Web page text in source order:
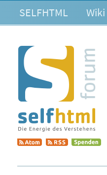
SELFHTML Wiki